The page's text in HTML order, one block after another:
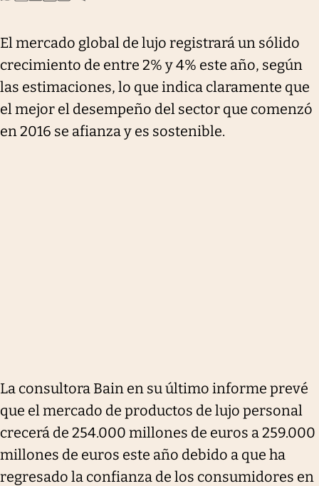
El mercado global de lujo registrará un sólido
crecimiento de entre 2% y 4% este año, según
las estimaciones, lo que indica claramente que
el mejor el desempeño del sector que comenzó
en 2016 se afianza y es sostenible.
La consultora Bain en su último informe prevé
que el mercado de productos de lujo personal
crecerá de 254.000 millones de euros a 259.000
millones de euros este año debido a que ha
regresado la confianza de los consumidores en